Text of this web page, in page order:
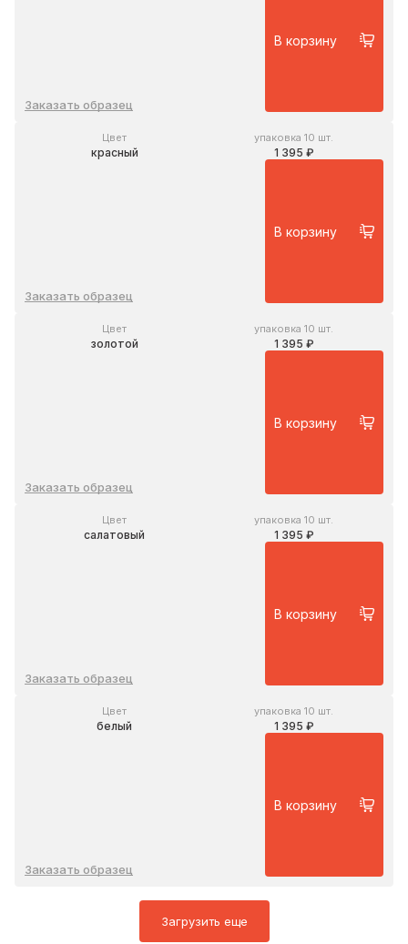
Заказать образец
В корзину
Цвет
красный
упаковка 10 шт.
1 395 ₽
Заказать образец
В корзину
Цвет
золотой
упаковка 10 шт.
1 395 ₽
Заказать образец
В корзину
Цвет
салатовый
упаковка 10 шт.
1 395 ₽
Заказать образец
В корзину
Цвет
белый
упаковка 10 шт.
1 395 ₽
Заказать образец
В корзину
Загрузить еще